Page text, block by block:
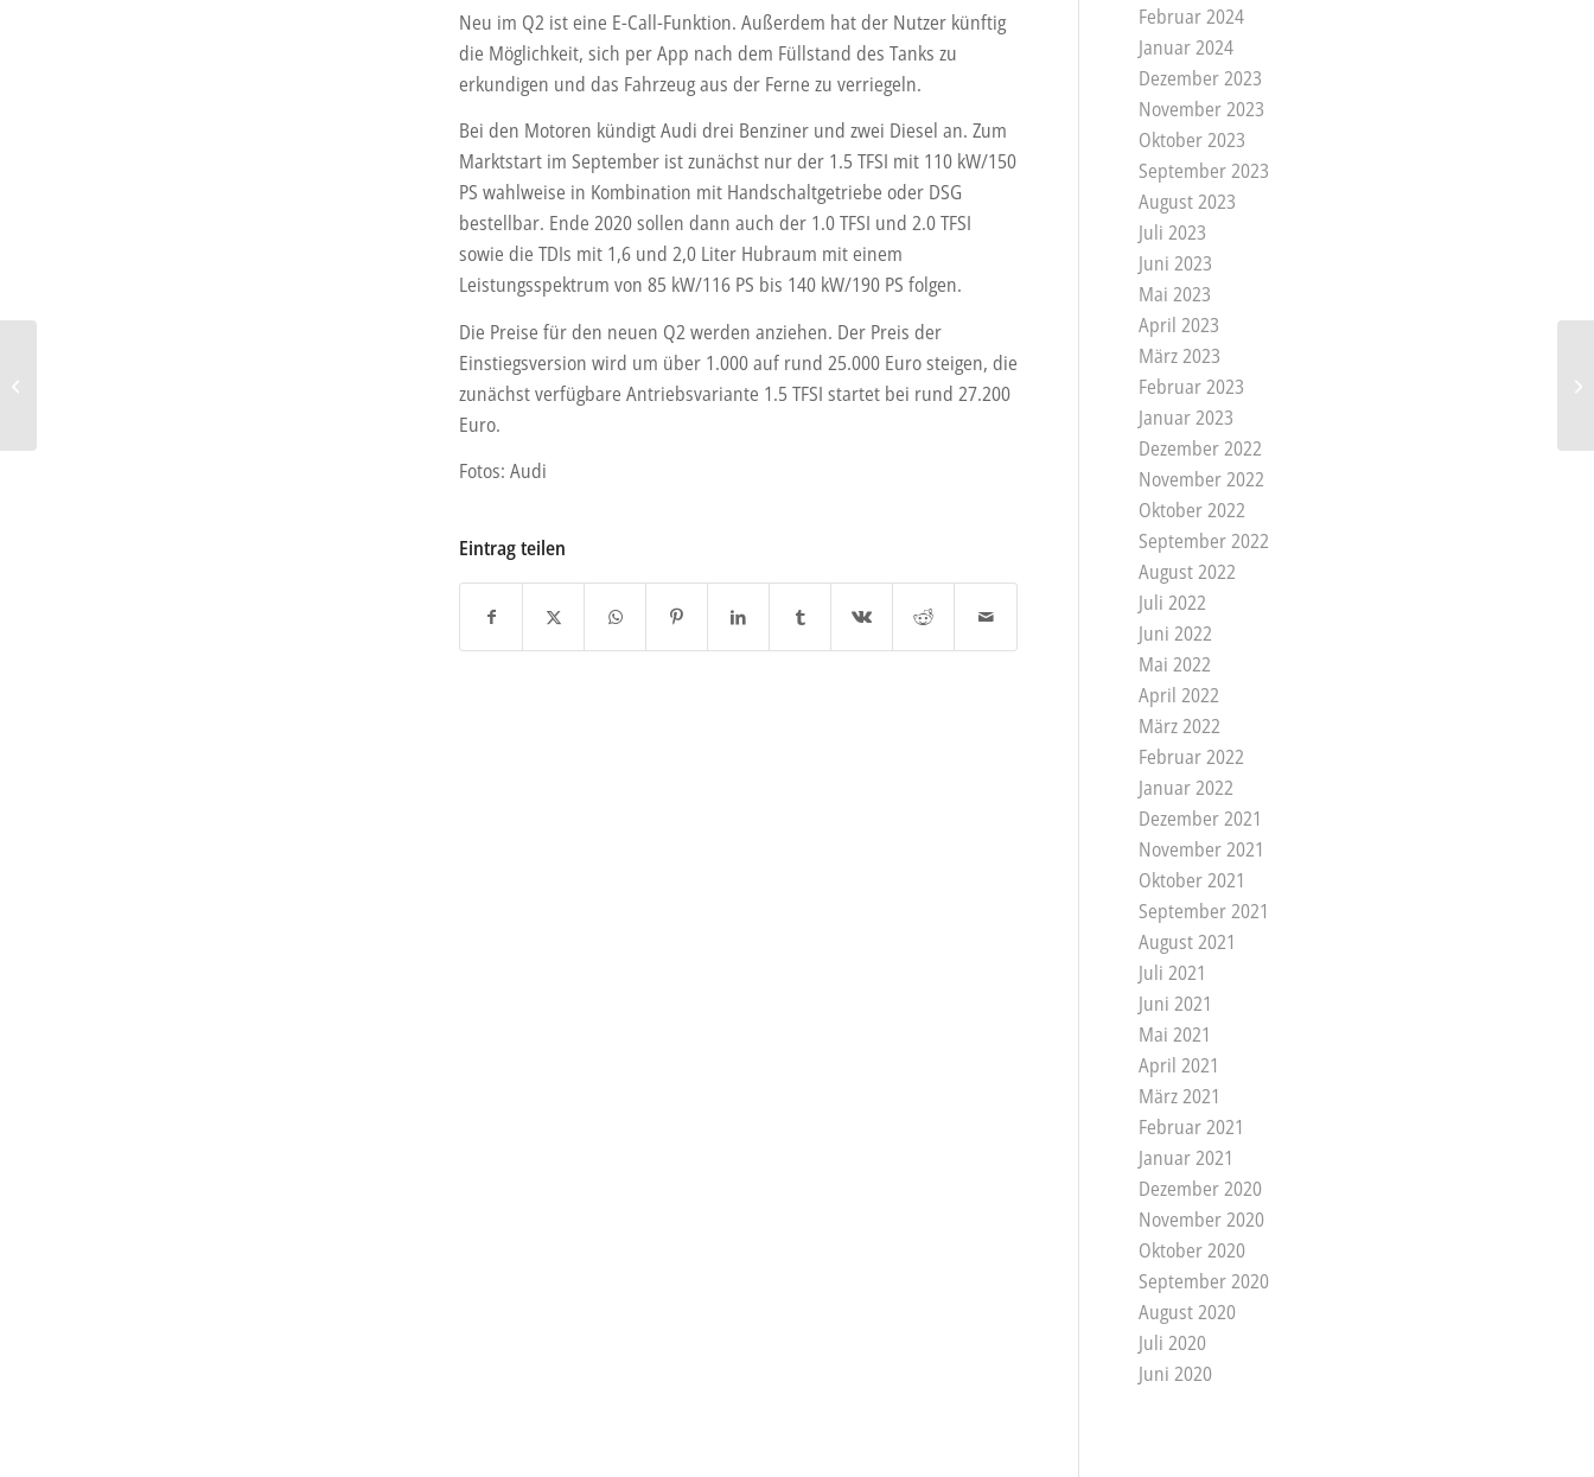
Neu im Q2 ist eine E-Call-Funktion. Außerdem hat der Nutzer künftig
die Möglichkeit, sich per App nach dem Füllstand des Tanks zu
erkundigen und das Fahrzeug aus der Ferne zu verriegeln.
Bei den Motoren kündigt Audi drei Benziner und zwei Diesel an. Zum
Marktstart im September ist zunächst nur der 1.5 TFSI mit 110 kW/150
PS wahlweise in Kombination mit Handschaltgetriebe oder DSG
bestellbar. Ende 2020 sollen dann auch der 1.0 TFSI und 2.0 TFSI
sowie die TDIs mit 1,6 und 2,0 Liter Hubraum mit einem
Leistungsspektrum von 85 kW/116 PS bis 140 kW/190 PS folgen.
Die Preise für den neuen Q2 werden anziehen. Der Preis der
Einstiegsversion wird um über 1.000 auf rund 25.000 Euro steigen, die
zunächst verfügbare Antriebsvariante 1.5 TFSI startet bei rund 27.200
Euro.
Fotos: Audi
Eintrag teilen
Februar 2024
Januar 2024
Dezember 2023
November 2023
Oktober 2023
September 2023
August 2023
Juli 2023
Juni 2023
Mai 2023
April 2023
März 2023
Februar 2023
Januar 2023
Dezember 2022
November 2022
Oktober 2022
September 2022
August 2022
Juli 2022
Juni 2022
Mai 2022
April 2022
März 2022
Februar 2022
Januar 2022
Dezember 2021
November 2021
Oktober 2021
September 2021
August 2021
Juli 2021
Juni 2021
Mai 2021
April 2021
März 2021
Februar 2021
Januar 2021
Dezember 2020
November 2020
Oktober 2020
September 2020
August 2020
Juli 2020
Juni 2020